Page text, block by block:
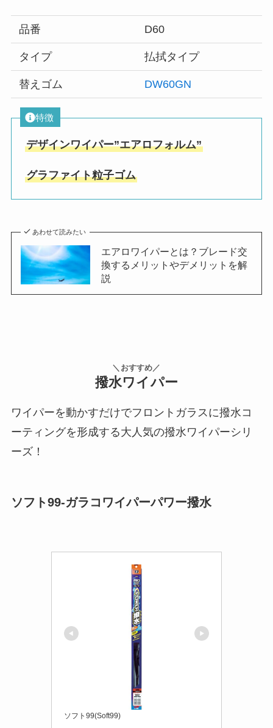
品番 D60
タイプ 払拭タイプ
替えゴム DW60GN
特徴
デザインワイパー”エアロフォルム”
グラファイト粒子ゴム
あわせて読みたい
エアロワイパーとは？ブレード交
換するメリットやデメリットを解
説
＼おすすめ／
撥水ワイパー
ワイパーを動かすだけでフロントガラスに撥水コ
ーティングを形成する大人気の撥水ワイパーシリ
ーズ！
ソフト99-ガラコワイパーパワー撥水
ソフト99(Soft99)